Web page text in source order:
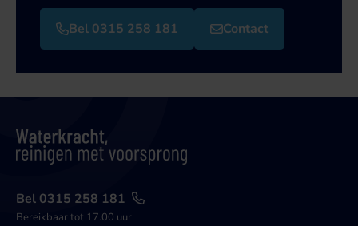
Bel 0315 258 181 Contact
Bel 0315 258 181
Bereikbaar tot 17.00 uur